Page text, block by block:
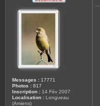
Messages : 17771
Photos : 817
Inscription : 14 Fév 2007
Localisation : Longueau
(Amiens)